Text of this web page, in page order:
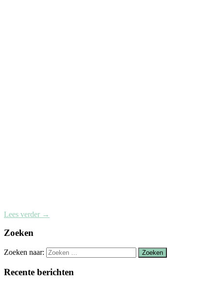
Lees verder →
Zoeken
Zoeken naar:
Recente berichten